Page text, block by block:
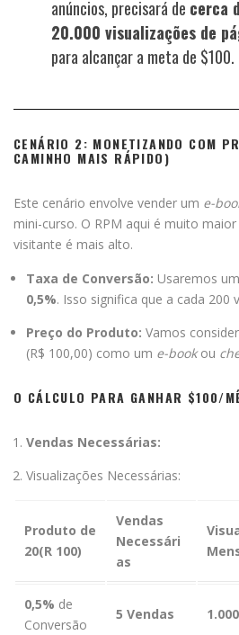
anúncios, precisará de cerca
20.000 visualizações de
para alcançar a meta de $100.
CENÁRIO 2: MONETIZANDO COM
CAMINHO MAIS RÁPIDO)
Este cenário envolve vender um e-
mini-curso. O RPM aqui é muito
visitante é mais alto.
Taxa de Conversão: Usaremos
0,5%. Isso significa que a cada 200
Preço do Produto: Vamos
(R$ 100,00) como um e-bookou
O CÁLCULO PARA GANHAR $100/
Vendas Necessárias:
Visualizações Necessárias:
Produto de
20(R 100)
Vendas
Necessári
as
0,5% de
Conversão
5 Vendas